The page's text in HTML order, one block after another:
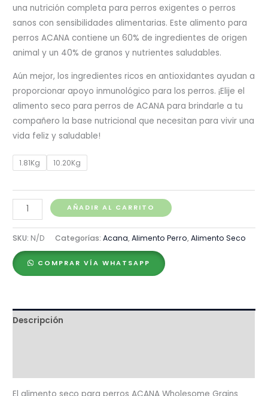
S/ 477.00
una nutrición completa para perros exigentes o perros
sanos con sensibilidades alimentarias. Este alimento para
perros ACANA contiene un 60% de ingredientes de origen
animal y un 40% de granos y nutrientes saludables.
Aún mejor, los ingredientes ricos en antioxidantes ayudan a
proporcionar apoyo inmunológico para los perros. ¡Elije el
alimento seco para perros de ACANA para brindarle a tu
compañero la base nutricional que necesitan para vivir una
vida feliz y saludable!
1.81Kg 10.20Kg
Acana
Wholesome
Grains
Lamb
&
AÑADIR AL CARRITO
SKU: N/D Categorías:Acana,Alimento Perro,Alimento Seco
COMPRAR VÍA WHATSAPP
Descripción
El alimento seco para perros ACANA Wholesome Grains